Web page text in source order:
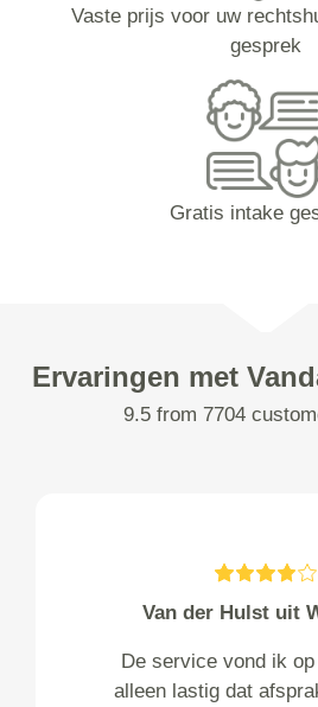
Vaste prijs voor uw
gesprek
Gratis intake
Ervaringen met
9.5 from 7704
Van der Hulst uit
De service vond ik
alleen lastig dat